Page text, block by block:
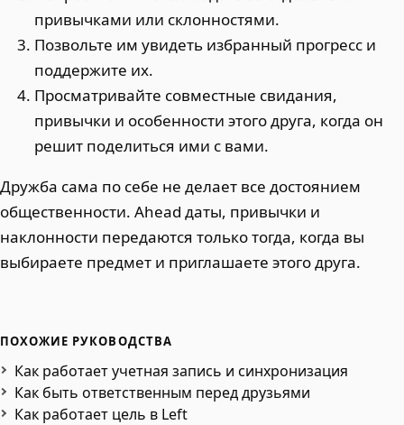
привычками или склонностями.
Позвольте им увидеть избранный прогресс и
поддержите их.
Просматривайте совместные свидания,
привычки и особенности этого друга, когда он
решит поделиться ими с вами.
Дружба сама по себе не делает все достоянием
общественности. Ahead даты, привычки и
наклонности передаются только тогда, когда вы
выбираете предмет и приглашаете этого друга.
ПОХОЖИЕ РУКОВОДСТВА
Как работает учетная запись и синхронизация
Как быть ответственным перед друзьями
Как работает цель в Left